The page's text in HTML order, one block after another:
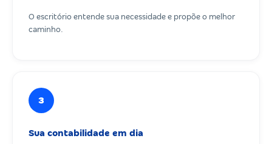
O escritório entende sua necessidade e propõe o melhor
caminho.
3
Sua contabilidade em dia